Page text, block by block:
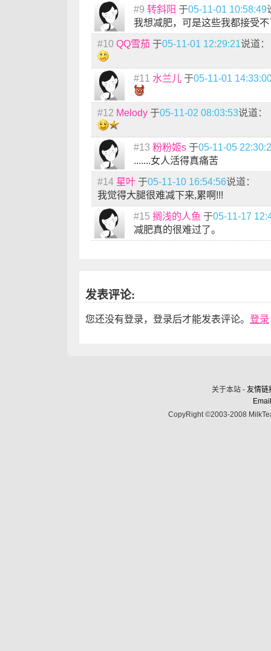
#9 转斜阳 于05-11-01 10:58:49
我想减肥，可是这些我都接受不
#10 QQ雪茄 于05-11-01 12:29:21说道：
#11 水兰儿 于05-11-01
#12 Melody 于05-11-02 08:03:53说道：
#13 粉粉姬s 于05-11-05
.......女人活得真痛苦
#14 星叶 于05-11-10 16:54:56说道：
我觉得大腿很难减下来,累啊!!!
#15 搁浅的人鱼 于05-11-17
减肥真的很难过了。
发表评论:
您还没有登录，登录后才能发表评论。 登录
关于本站 - 友情链
CopyRight ©2003-2008